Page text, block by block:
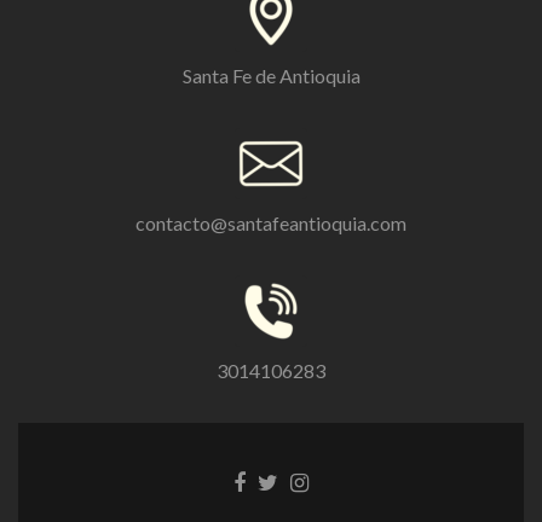
Santa Fe de Antioquia
contacto@santafeantioquia.com
3014106283
Enlace
EnlaceEnlace